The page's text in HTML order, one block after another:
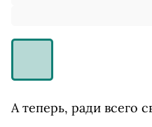
А теперь, ради всего